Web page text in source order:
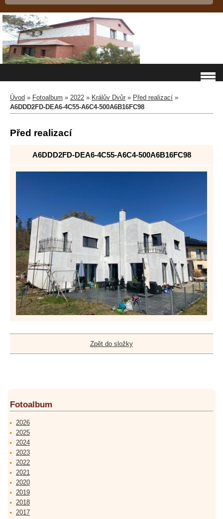
Úvod » Fotoalbum » 2022 » Králův Dvůr » Před realizací »
A6DDD2FD-DEA6-4C55-A6C4-500A6B16FC98
Před realizací
A6DDD2FD-DEA6-4C55-A6C4-500A6B16FC98
Zpět do složky
Fotoalbum
2026
2025
2024
2023
2022
2021
2020
2019
2018
2017